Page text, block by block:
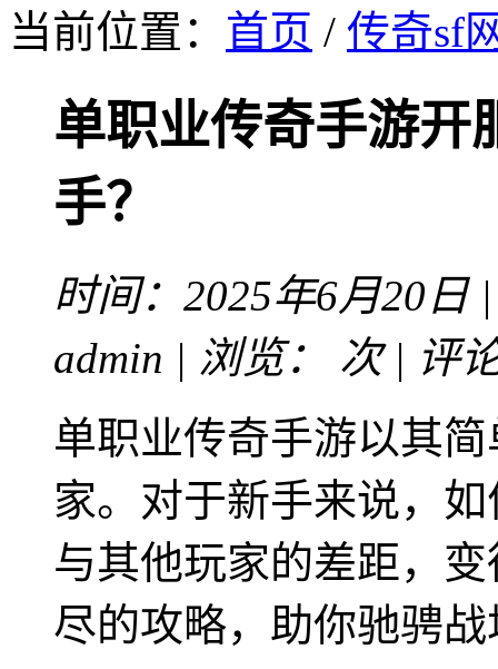
当前位置： 首页 / 传奇sf
单职业传奇手游开
手？
时间：2025年6月20日
admin | 浏览：
次 | 评
单职业传奇手游以其
家。对于新手来说，
与其他玩家的差距，
尽的攻略，助你驰骋战